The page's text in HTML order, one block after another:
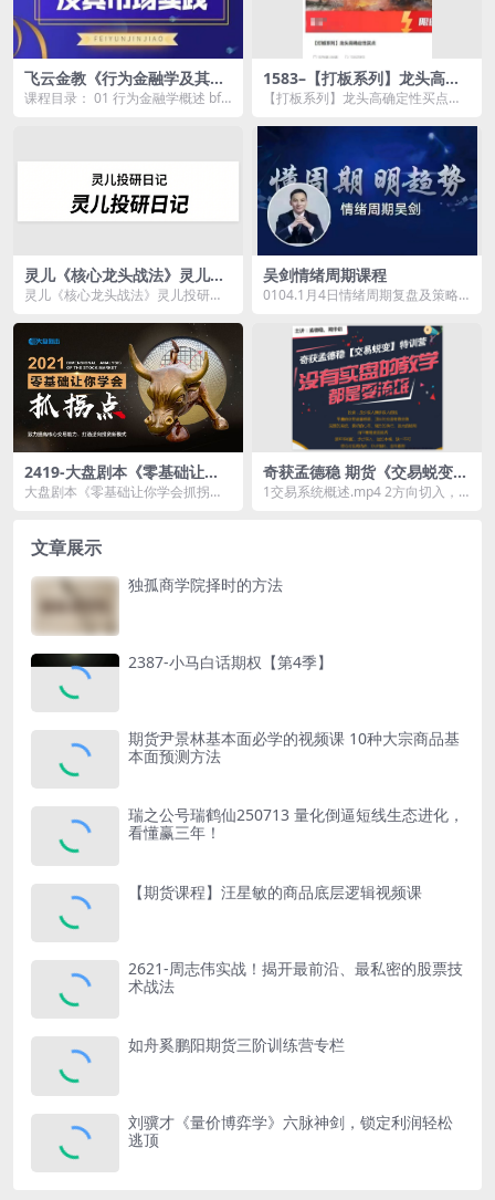
飞云金教《行为金融学及其市
场实践》
课程目录： 01 行为金融学概述 bf1.
1583–【打板系列】龙头高确
定性买点
【打板系列】龙头高确定性买点资
打...
灵儿《核心龙头战法》灵儿投
研日记
灵儿《核心龙头战法》灵儿投研日
吴剑情绪周期课程
0104.1月4日情绪周期复盘及策略
2419-大盘剧本《零基础让你
学会抓拐点》
大盘剧本《零基础让你学会抓拐
奇获孟德稳 期货《交易蜕变》
特训营
1交易系统概述.mp4 2方向切入，
文章展示
独孤商学院择时的方法
2387-小马白话期权【第4季】
期货尹景林基本面必学的视频课 10种大宗商品基
本面预测方法
瑞之公号瑞鹤仙250713 量化倒逼短线生态进化，
看懂赢三年！
【期货课程】汪星敏的商品底层逻辑视频课
2621-周志伟实战！揭开最前沿、最私密的股票技
术战法
如舟奚鹏阳期货三阶训练营专栏
刘骥才《量价博弈学》六脉神剑，锁定利润轻松
逃顶